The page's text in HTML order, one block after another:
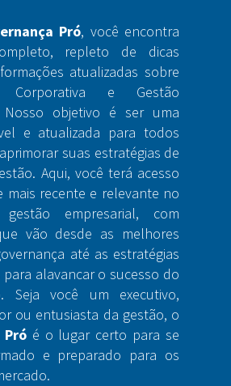
Pró, você encontra
repleto de dicas
atualizadas sobre
Corporativa e Gestão
Nosso objetivo é ser uma
e atualizada para todos
suas estratégias de
Aqui, você terá acesso
mais recente e relevante no
empresarial, com
vão desde as melhores
até as estratégias
para alavancar o sucesso do
Seja você um executivo,
ou entusiasta da gestão, o
Próé o lugar certo para se
e preparado para os